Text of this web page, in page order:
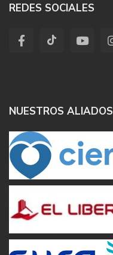
REDES SOCIALES
NUESTROS ALIADOS